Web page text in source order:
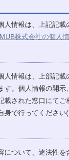
人情報は、上記記
MUB株式会社の個人
人情報は、上部記
す。個人情報の開示
載された窓口にてご
身で行ってください
について、違法性